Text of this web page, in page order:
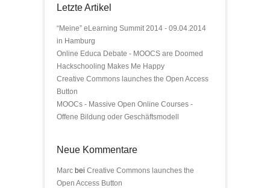
Letzte Artikel
“Meine” eLearning Summit 2014 - 09.04.2014
in Hamburg
Online Educa Debate - MOOCS are Doomed
Hackschooling Makes Me Happy
Creative Commons launches the Open Access
Button
MOOCs - Massive Open Online Courses -
Offene Bildung oder Geschäftsmodell
Neue Kommentare
Marc bei Creative Commons launches the
Open Access Button